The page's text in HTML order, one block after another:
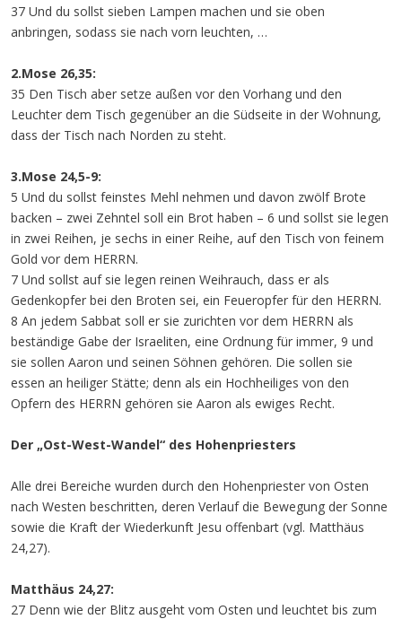
37 Und du sollst sieben Lampen machen und sie oben
anbringen, sodass sie nach vorn leuchten, …
2.Mose 26,35:
35 Den Tisch aber setze außen vor den Vorhang und den
Leuchter dem Tisch gegenüber an die Südseite in der Wohnung,
dass der Tisch nach Norden zu steht.
3.Mose 24,5-9:
5 Und du sollst feinstes Mehl nehmen und davon zwölf Brote
backen – zwei Zehntel soll ein Brot haben – 6 und sollst sie legen
in zwei Reihen, je sechs in einer Reihe, auf den Tisch von feinem
Gold vor dem HERRN.
7 Und sollst auf sie legen reinen Weihrauch, dass er als
Gedenkopfer bei den Broten sei, ein Feueropfer für den HERRN.
8 An jedem Sabbat soll er sie zurichten vor dem HERRN als
beständige Gabe der Israeliten, eine Ordnung für immer, 9 und
sie sollen Aaron und seinen Söhnen gehören. Die sollen sie
essen an heiliger Stätte; denn als ein Hochheiliges von den
Opfern des HERRN gehören sie Aaron als ewiges Recht.
Der „Ost-West-Wandel“ des Hohenpriesters
Alle drei Bereiche wurden durch den Hohenpriester von Osten
nach Westen beschritten, deren Verlauf die Bewegung der Sonne
sowie die Kraft der Wiederkunft Jesu offenbart (vgl. Matthäus
24,27).
Matthäus 24,27:
27 Denn wie der Blitz ausgeht vom Osten und leuchtet bis zum